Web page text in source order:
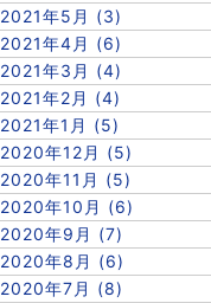
2021年5月 (3)
2021年4月 (6)
2021年3月 (4)
2021年2月 (4)
2021年1月 (5)
2020年12月 (5)
2020年11月 (5)
2020年10月 (6)
2020年9月 (7)
2020年8月 (6)
2020年7月 (8)